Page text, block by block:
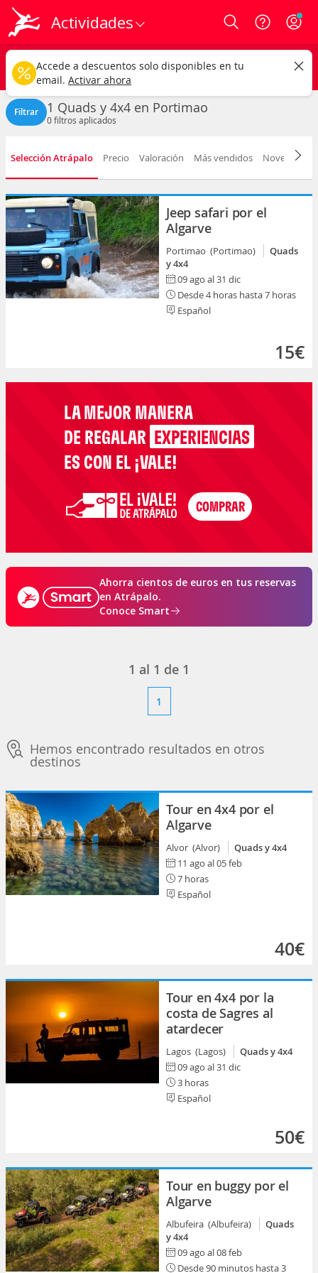
Actividades Login
Portimao ciudad
Quads y 4x4 Cualquier fecha
CAMBIAR
Filtrar 1 Quads y 4x4 en Portimao
0filtros aplicados
Selección Atrápalo Precio Valoración Más vendidos Novedad
Jeep safari por el
Algarve
Portimao (Portimao)
Quads
y 4x4
09 ago al 31 dic
Desde 4 horas hasta 7 horas
Español
15€
LA MEJOR MANERA
DE REGALAR EXPERIENCIAS
ES CON EL ¡VALE!
Ahorra cientos de euros en tus reservas
en Atrápalo.
Conoce Smart
1 al 1 de 1
1
Hemos encontrado resultados en otros
destinos
Tour en 4x4 por el
Algarve
Alvor (Alvor)
Quads y 4x4
11 ago al 05 feb
7 horas
Español
40€
Tour en 4x4 por la
costa de Sagres al
atardecer
Lagos (Lagos)
Quads y 4x4
09 ago al 31 dic
3 horas
Español
50€
Tour en buggy por el
Algarve
Albufeira (Albufeira)
Quads
y 4x4
09 ago al 08 feb
Desde 90 minutos hasta 3
Accede a descuentos solo disponibles en tu
email. Activar ahora